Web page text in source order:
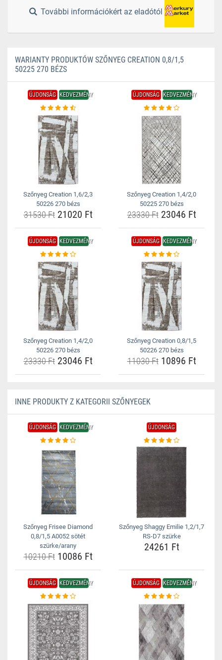
További információkért az eladótól
WARIANTY PRODUKTÓW SZŐNYEG CREATION 0,8/1,5
50225 270 BÉZS
ÚJDONSÁG KEDVEZMÉNY
Szőnyeg Creation 1,6/2,3
50226 270 bézs
31530 Ft21020 Ft
ÚJDONSÁG KEDVEZMÉNY
Szőnyeg Creation 1,4/2,0
50225 270 bézs
23330 Ft23046 Ft
ÚJDONSÁG KEDVEZMÉNY
Szőnyeg Creation 1,4/2,0
50226 270 bézs
23330 Ft23046 Ft
ÚJDONSÁG KEDVEZMÉNY
Szőnyeg Creation 0,8/1,5
50226 270 bézs
11030 Ft10896 Ft
INNE PRODUKTY Z KATEGORII SZŐNYEGEK
ÚJDONSÁG KEDVEZMÉNY
Szőnyeg Frisee Diamond
0,8/1,5 A0052 sötét
szürke/arany
10210 Ft10086 Ft
ÚJDONSÁG
Szőnyeg Shaggy Emilie 1,2/1,7
RS-D7 szürke
24261 Ft
ÚJDONSÁG KEDVEZMÉNY ÚJDONSÁG KEDVEZMÉNY